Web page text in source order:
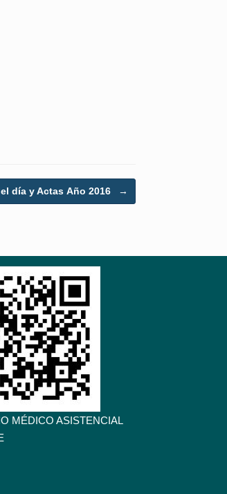
día y Actas Año 2016 →
MÉDICO ASISTENCIAL